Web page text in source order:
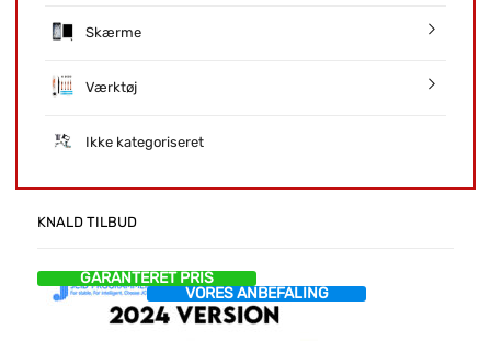
Skærme
Værktøj
Ikke kategoriseret
KNALD TILBUD
GARANTERET PRIS
VORES ANBEFALING